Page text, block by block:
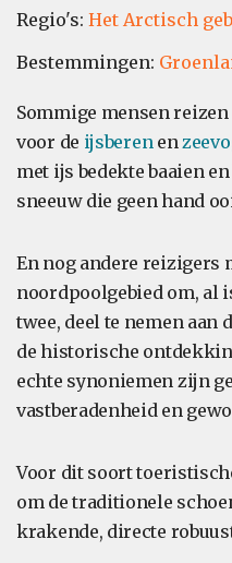
Regio's: Het Arctisch
Bestemmingen:
Sommige mensen
voor de ijsberenen
met ijs bedekte baaien
sneeuw die geen hand
En nog andere reizigers
noordpoolgebied om, al
twee, deel te nemen aan
de historische
echte synoniemen zijn
vastberadenheid en
Voor dit soort
om de traditionele
krakende, directe